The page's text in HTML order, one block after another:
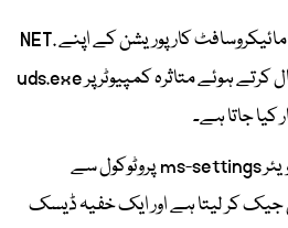
مزید خطرناک پہلو یہ ہے کہ مائیکروسافٹ کارپوریشن کے اپنے .NET
کمپائلر csc.exe کو استعمال کرتے ہوئے متاثرہ کمپیوٹر پر uds.exe
کیا جاتا ہے۔
لانچر کے فعال ہوتے ہی میلویئر ms-settings پروٹوکول سے
کر لیتا ہے اور ایک خفیہ ڈیسک